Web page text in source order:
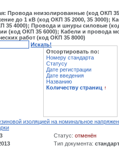
Провода неизолированные (код ОКП
до 1 кВ (код ОКП 35 2000, 35 3000);
35 4000); Провода и шнуры силовые
(код ОКП 35 6000); Кабели и провода
работ (код ОКП 35 8000)
Искать!
Отсортировать по:
Номеру стандарта
Статусу
Дате регистрации
Дате введения
Названию
Количеству страниц ↑
изоляцией на номинальное
Статус: отменён
Тип документа: стандарт